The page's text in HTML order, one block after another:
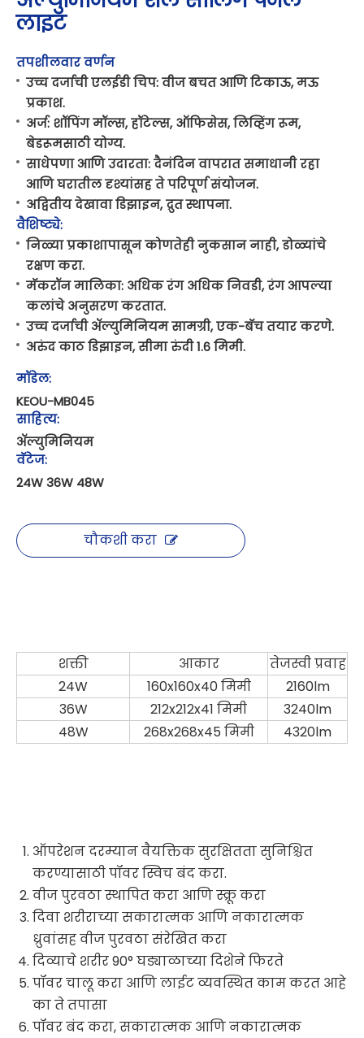
लाइट
तपशीलवार वर्णन
उच्च दर्जाची एलईडी चिप: वीज बचत आणि टिकाऊ, मऊ
प्रकाश.
अर्ज: शॉपिंग मॉल्स, हॉटेल्स, ऑफिसेस, लिव्हिंग रूम,
बेडरूमसाठी योग्य.
साधेपणा आणि उदारता: दैनंदिन वापरात समाधानी रहा
आणि घरातील दृश्यांसह ते परिपूर्ण संयोजन.
अद्वितीय देखावा डिझाइन, द्रुत स्थापना.
वैशिष्ट्ये:
निळ्या प्रकाशापासून कोणतेही नुकसान नाही, डोळ्यांचे
रक्षण करा.
मॅकरॉन मालिका: अधिक रंग अधिक निवडी, रंग आपल्या
कलांचे अनुसरण करतात.
उच्च दर्जाची ॲल्युमिनियम सामग्री, एक-बॅच तयार करणे.
अरुंद काठ डिझाइन, सीमा रुंदी 1.6 मिमी.
मॉडेल:
KEOU-MB045
साहित्य:
ॲल्युमिनियम
वॅटेज:
24W 36W 48W
चौकशी करा
शक्ती आकार
तेजस्वी प्रवाह
24W
160x160x40 मिमी
2160lm
36W
212x212x41 मिमी
3240lm
48W
268x268x45 मिमी 4320lm
ऑपरेशन दरम्यान वैयक्तिक सुरक्षितता सुनिश्चित
करण्यासाठी पॉवर स्विच बंद करा.
वीज पुरवठा स्थापित करा आणि स्क्रू करा
दिवा शरीराच्या सकारात्मक आणि नकारात्मक
ध्रुवांसह वीज पुरवठा संरेखित करा
दिव्याचे शरीर 90° घड्याळाच्या दिशेने फिरते
पॉवर चालू करा आणि लाईट व्यवस्थित काम करत आहे
का ते तपासा
पॉवर बंद करा, सकारात्मक आणि नकारात्मक